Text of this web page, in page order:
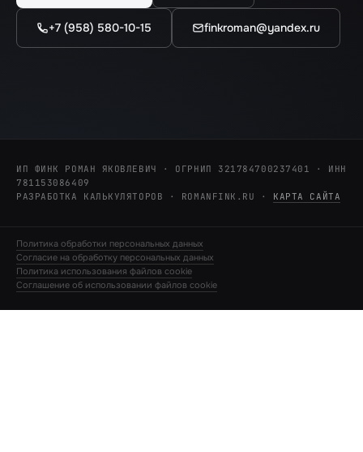
+7 (958) 580-10-15 finkroman@yandex.ru
ИП ФИНК РОМАН ЯКОВЛЕВИЧ · ОГРНИП 321784700237401 · ИНН
781153086409
РАЗРАБОТКА КАЛЬКУЛЯТОРОВ · ROMANFINK.RU
· КАРТА САЙТА
Политика обработки персональных данных
Согласие на обработку персональных данных
Политика использования файлов cookie
Соглашение об использовании файлов cookie